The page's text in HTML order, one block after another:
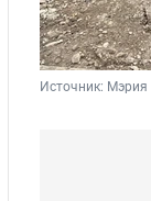
Источник: Мэрия